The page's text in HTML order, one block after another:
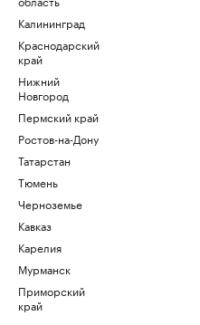
Калининград
Краснодарский
край
Нижний
Новгород
Пермский край
Ростов-на-Дону
Татарстан
Тюмень
Черноземье
Кавказ
Карелия
Мурманск
Приморский
край